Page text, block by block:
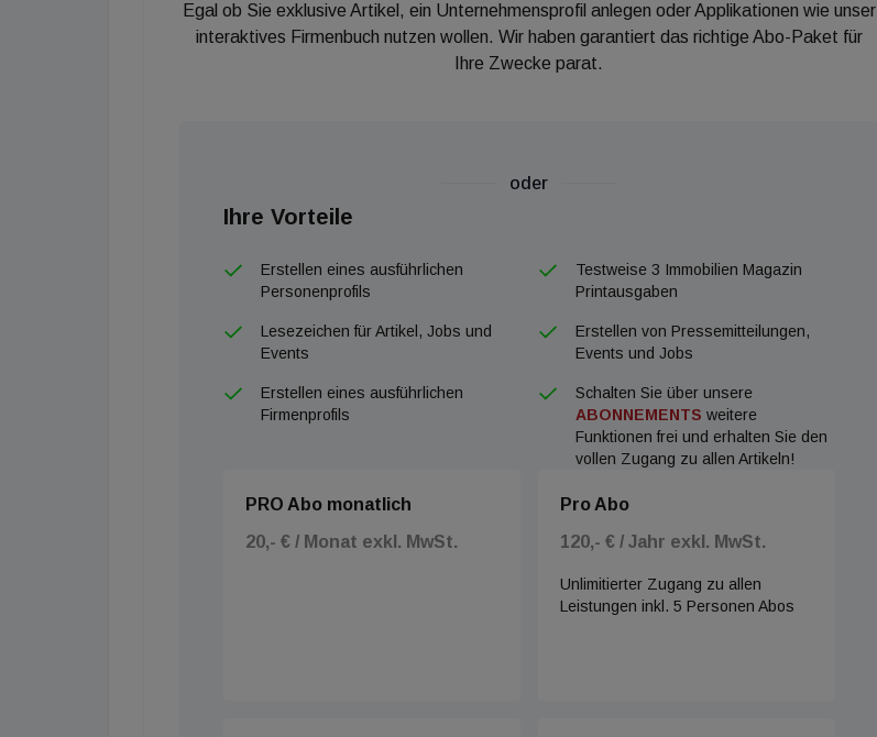
Egal ob Sie exklusive Artikel, ein Unternehmensprofil anlegen oder Applikationen wie unser
interaktives Firmenbuch nutzen wollen. Wir haben garantiert das richtige Abo-Paket für
Ihre Zwecke parat.
oder
Ihre Vorteile
Erstellen eines ausführlichen
Personenprofils
Testweise 3 Immobilien Magazin
Printausgaben
Lesezeichen für Artikel, Jobs und
Events
Erstellen von Pressemitteilungen,
Events und Jobs
Erstellen eines ausführlichen
Firmenprofils
Schalten Sie über unsere
ABONNEMENTS weitere
Funktionen frei und erhalten Sie den
vollen Zugang zu allen Artikeln!
PRO Abo monatlich
20,- € / Monat exkl. MwSt.
Pro Abo
120,- € / Jahr exkl. MwSt.
Unlimitierter Zugang zu allen
Leistungen inkl. 5 Personen Abos